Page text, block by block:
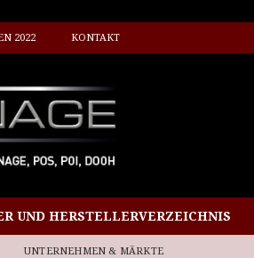
2022 KONTAKT
UND HERSTELLERVERZEICHNIS
UNTERNEHMEN & MÄRKTE